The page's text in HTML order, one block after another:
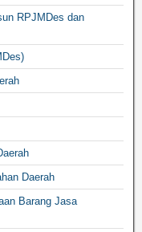
RPJMDes dan
Daerah
Barang Jasa